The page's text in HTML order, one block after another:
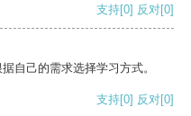
支持[0] 反对[0]
自己的需求选择学习方式。
支持[0] 反对[0]